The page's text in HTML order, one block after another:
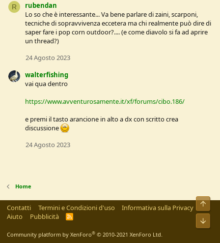
R
rubendan
Lo so che è interessante... Va bene parlare di zaini, scarponi,
tecniche di sopravvivenza eccetera ma chi realmente può dire di
saper fare i pop corn outdoor?.... (e come diavolo si fa ad aprire
un thread?)
24 Agosto 2023
walterfishing
vai qua dentro
https://www.avventurosamente.it/xf/forums/cibo.186/
e premi il tasto arancione in alto a dx con scritto crea
discussione
24 Agosto 2023
Home
Contatti Termini e Condizioni d'uso
Informativa sulla Privacy
Aiuto
Pubblicità
R
S
Community platform by XenForo® © 2010-2021 XenForo Ltd.
Alto